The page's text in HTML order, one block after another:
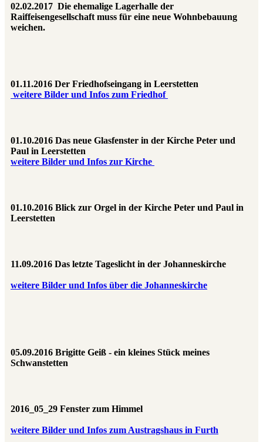
02.02.2017 Die ehemalige Lagerhalle der
Raiffeisengesellschaft muss für eine neue Wohnbebauung
weichen.
01.11.2016 Der Friedhofseingang in Leerstetten
weitere Bilder und Infos zum Friedhof
01.10.2016 Das neue Glasfenster in der Kirche Peter und
Paul in Leerstetten
weitere Bilder und Infos zur Kirche
01.10.2016 Blick zur Orgel in der Kirche Peter und Paul in
Leerstetten
11.09.2016 Das letzte Tageslicht in der Johanneskirche
weitere Bilder und Infos über die Johanneskirche
05.09.2016 Brigitte Geiß - ein kleines Stück meines
Schwanstetten
2016_05_29 Fenster zum Himmel
weitere Bilder und Infos zum Austragshaus in Furth